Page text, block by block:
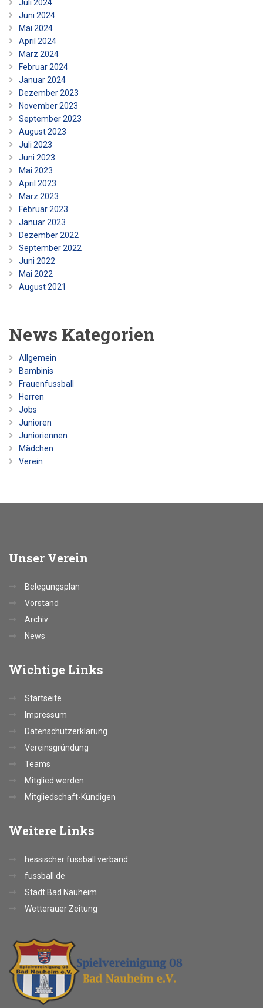
Juli 2024
Juni 2024
Mai 2024
April 2024
März 2024
Februar 2024
Januar 2024
Dezember 2023
November 2023
September 2023
August 2023
Juli 2023
Juni 2023
Mai 2023
April 2023
März 2023
Februar 2023
Januar 2023
Dezember 2022
September 2022
Juni 2022
Mai 2022
August 2021
News Kategorien
Allgemein
Bambinis
Frauenfussball
Herren
Jobs
Junioren
Junioriennen
Mädchen
Verein
Unser Verein
Belegungsplan
Vorstand
Archiv
News
Wichtige Links
Startseite
Impressum
Datenschutzerklärung
Vereinsgründung
Teams
Mitglied werden
Mitgliedschaft-Kündigen
Weitere Links
hessischer fussball verband
fussball.de
Stadt Bad Nauheim
Wetterauer Zeitung